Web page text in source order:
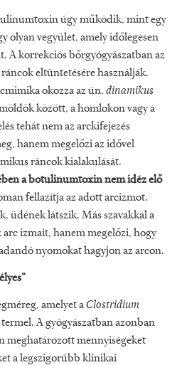
úgy működik, mint egy
olyan vegyület, amely időlegesen
A korrekciós bőrgyógyászatban az
eltüntetésére használják.
okozza az ún. dinamikus
között, a homlokon vagy a
tehát nem az arckifejezés
hanem megelőzi az idővel
ráncok kialakulását.
a botulinumtoxin nem idéz elő
fellazítja az adott arcizmot.
üdének látszik. Más szavakkal a
izmait, hanem megelőzi, hogy
nyomokat hagyjon az arcon.
amelyet aClostridium
A gyógyászatban azonban
meghatározott mennyiségeket
a legszigorúbb klinikai